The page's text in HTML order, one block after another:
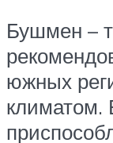
Бушмен –
южных
климатом.